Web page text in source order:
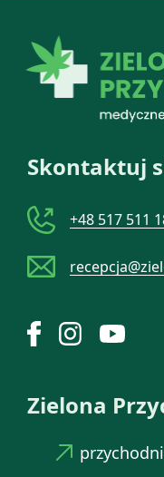
Skontaktuj
+48 517 511
Zielona